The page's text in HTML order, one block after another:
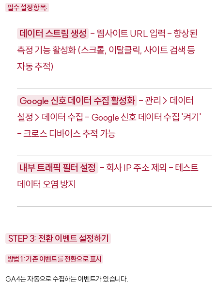
필수 설정 항목:
데이터 스트림 생성 - 웹사이트 URL 입력 - 향상된
측정 기능 활성화 (스크롤, 이탈클릭, 사이트 검색 등
자동 추적)
Google 신호 데이터 수집 활성화 - 관리 > 데이터
설정 > 데이터 수집 - Google 신호 데이터 수집 '켜기'
- 크로스 디바이스 추적 가능
내부 트래픽 필터 설정 - 회사 IP 주소 제외 - 테스트
데이터 오염 방지
STEP 3: 전환 이벤트 설정하기
방법 1: 기존 이벤트를 전환으로 표시
GA4는 자동으로 수집하는 이벤트가 있습니다.